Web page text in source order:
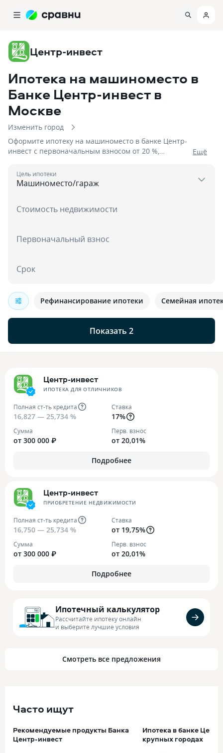
Центр-инвест
Ипотека на машиноместо в
Банке Центр-инвест в
Москве
Изменить город
Оформите ипотеку на машиноместо в банке Центр-
инвест с первоначальным взносом от 20 %,
сумму до
Eщё
Цель ипотеки
Стоимость недвижимости
Первоначальный взнос
Срок
Показать 2
Рефинансирование ипотеки Семейная
Центр-инвест
ИПОТЕКА ДЛЯ ОТЛИЧНИКОВ
Полная ст-ть кредита
16,827 — 25,734 %
Ставка
17%
Сумма
от 300 000 ₽
Перв. взнос
от 20,01%
Подробнее
Центр-инвест
ПРИОБРЕТЕНИЕ НЕДВИЖИМОСТИ
Полная ст-ть кредита
16,750 — 25,734 %
Ставка
от 19,75%
Сумма
от 300 000 ₽
Перв. взнос
от 20,01%
Подробнее
Ипотечный калькулятор
Рассчитайте ипотеку онлайн
и выберите лучшие условия
Смотреть все предложения
Часто ищут
Рекомендуемые продукты Банка
Центр-инвест
Ипотека в банке
крупных городах